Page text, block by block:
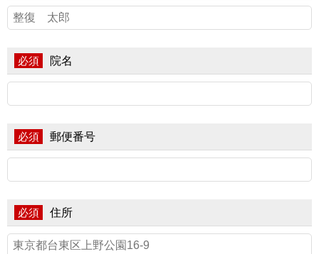
必須 院名
必須 郵便番号
必須 住所